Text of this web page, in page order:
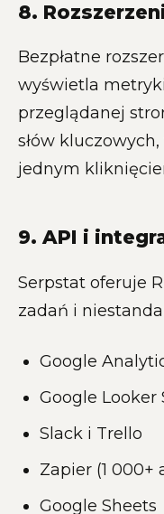
8.
Bezpłatne
wyświetla
przeglądanej
słów
jednym
9. API i
Serpstat oferuje
zadań i
Google
Google Looker
Slack i Trello
Zapier (1 000+
Google Sheets